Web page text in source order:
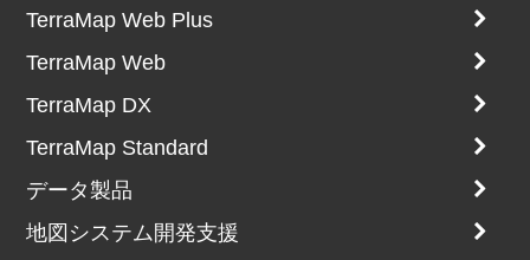
TerraMap Web Plus
TerraMap Web
TerraMap DX
TerraMap Standard
データ製品
地図システム開発支援